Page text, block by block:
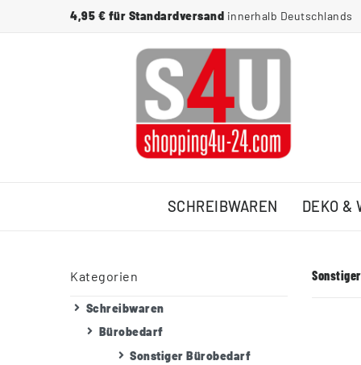
4,95 € für Standardversand innerhalb Deutschlands
SCHREIBWAREN DEKO &
Kategorien
Schreibwaren
Bürobedarf
Sonstiger Bürobedarf